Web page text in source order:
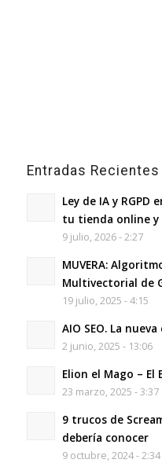
Entradas Recientes
Ley de IA y RGPD
tu tienda online y
9 julio, 2026 - 2:27
MUVERA:
Multivectorial de
19 julio, 2025 - 4:15
AIO SEO. La
2 junio, 2025 - 13:06
Elion el Mago –
23 marzo, 2025 - 3:37
9 trucos de
debería conocer
9 octubre, 2024 - 2:34